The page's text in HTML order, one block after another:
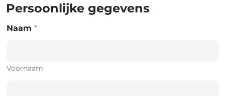
Persoonlijke gegevens
Naam *
Voornaam